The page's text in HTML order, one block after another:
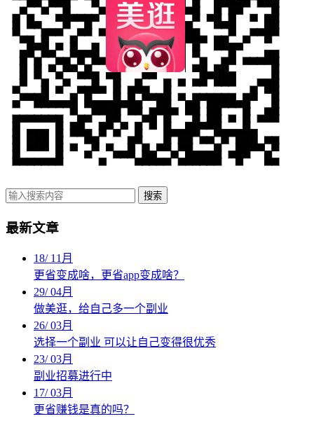
搜索
最新文章
18/ 11月
更省变成啥，更省app变成啥？
29/04月
做美逛，给自己多一个副业
26/03月
选择一个副业 可以让自己变得很优秀
23/03月
副业招募进行中
17/03月
更省赚钱是真的吗？